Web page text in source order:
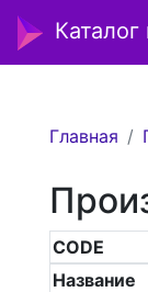
Каталог
Главная
CODE
Название